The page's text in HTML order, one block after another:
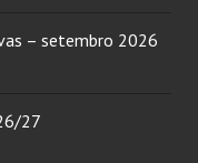
– setembro 2026
27